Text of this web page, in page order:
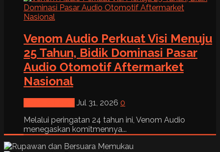
Venom Audio Perkuat Visi Menuju
25 Tahun, Bidik Dominasi Pasar
Audio Otomotif Aftermarket
Nasional
Jul 31, 2026 0
Melalui peringatan 24 tahun ini, Venom Audio
menegaskan komitmennya...